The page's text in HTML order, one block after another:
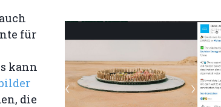
für
kann
die